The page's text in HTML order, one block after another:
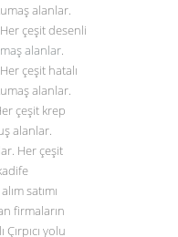
alanlar.
çeşit desenli
alanlar.
çeşit hatalı
alanlar.
çeşit krep
alanlar.
Her çeşit
satımı
firmaların
yolu